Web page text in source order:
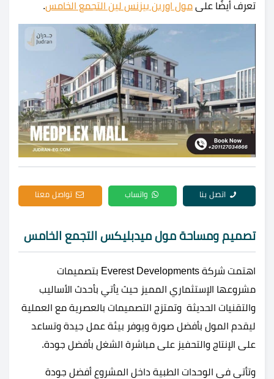
تعرف أيضًا على مول اوربن بيزنس لين التجمع الخامس.
اتصل بنا واتساب تواصل معنا
تصميم ومساحة مول ميدبليكس التجمع الخامس
اهتمت شركة Everest Developments بتصميمات
مشروعها الإستثماري المميز حيث يأتي بأحدث الأساليب
والتقنيات الحديثة وتمتزج التصميمات بالعصرية مع العملية
ليقدم المول بأفضل صورة ويوفر بيئة عمل جيدة وتساعد
على الإنتاج والتحفيز على مباشرة الشغل بأفضل جودة.
وتأتي في الوحدات الطبية داخل المشروع أفضل جودة